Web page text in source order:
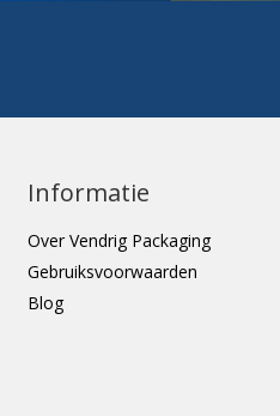
Informatie
Over Vendrig Packaging
Gebruiksvoorwaarden
Blog